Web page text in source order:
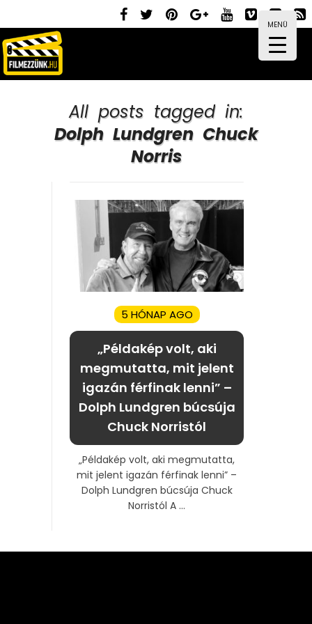
MENÜ
All posts tagged in:
Dolph Lundgren Chuck
Norris
5 HÓNAP AGO
„Példakép volt, aki
megmutatta, mit jelent
igazán férfinak lenni” –
Dolph Lundgren búcsúja
Chuck Norristól
„Példakép volt, aki megmutatta,
mit jelent igazán férfinak lenni” –
Dolph Lundgren búcsúja Chuck
Norristól A ...